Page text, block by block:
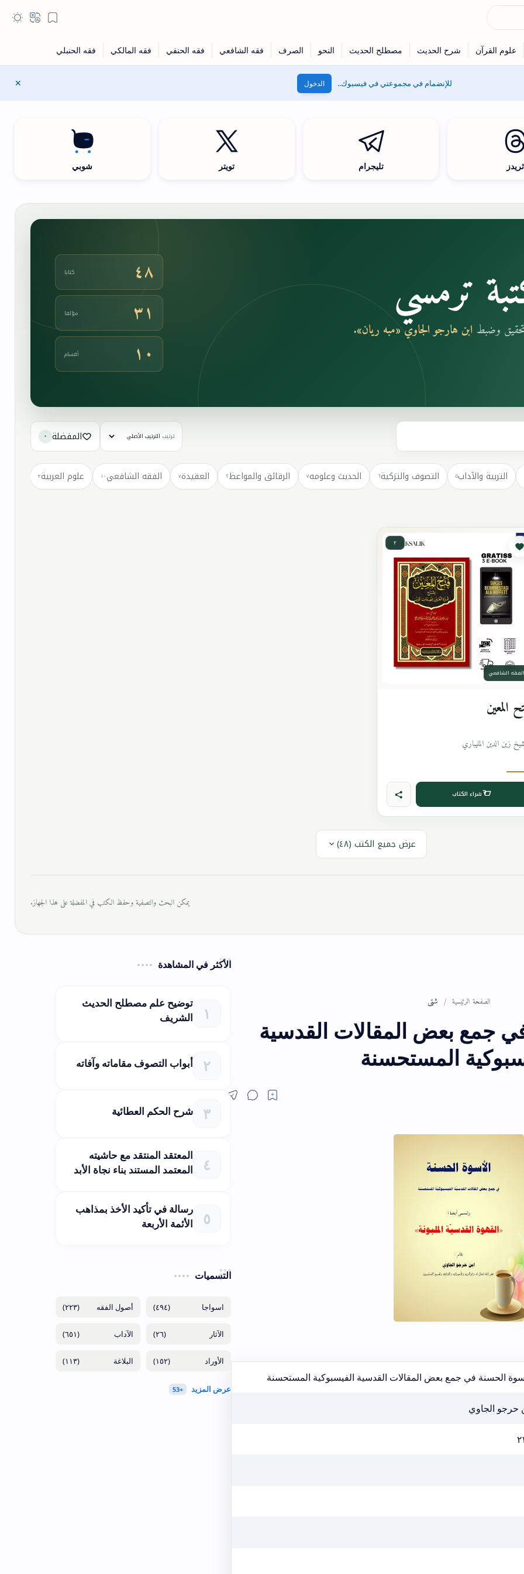
للإنضمام في مجموعتي في فيسبوك.. الدخول
ثريدز تليجرام تويتر شوبي
ترمسي
وضبط ابن هارجو الجاوي «مبه ريان».
٤٨ كتابا
٣١ مؤلفا
١٠ أقسام
ترتيب المفضلة ٠
التربية والآداب٥ التصوف والتزكية٦ الحديث وعلومه٧ الرقائق والمواعظ٢ العقيدة٧ الفقه الشافعي١٠ علوم العربية٣
٢
الشافعي
المعين
زين الدين المليباري
شراء الكتاب
عرض جميع الكتب (٤٨)
يمكن البحث والتصفية وحفظ الكتب في المفضلة على هذا الجهاز.
الصفحة الرئيسية شتى
جمع بعض المقالات القدسية
المستحسنة
الحسنة في جمع بعض المقالات القدسية الفيسبوكية المستحسنة
حرجو الجاوي
الأكثر في المشاهدة
توضيح علم مصطلح الحديث
الشريف
أبواب التصوف مقاماته وآفاته
شرح الحكم العطائية
المعتقد المنتقد مع حاشيته
المعتمد المستند بناء نجاة الأبد
رسالة في تأكيد الأخذ بمذاهب
الأئمة الأربعة
التسميات
(٤٩٤) (٢٢٣)
(٢٦) (٦٥١)
(١٥٢) (١١٣)